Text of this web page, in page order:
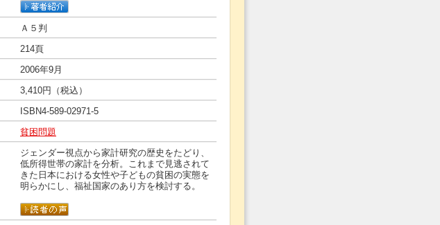
Ａ５判
214頁
2006年9月
3,410円（税込）
ISBN4-589-02971-5
貧困問題
ジェンダー視点から家計研究の歴史をたどり、
低所得世帯の家計を分析。これまで見逃されて
きた日本における女性や子どもの貧困の実態を
明らかにし、福祉国家のあり方を検討する。